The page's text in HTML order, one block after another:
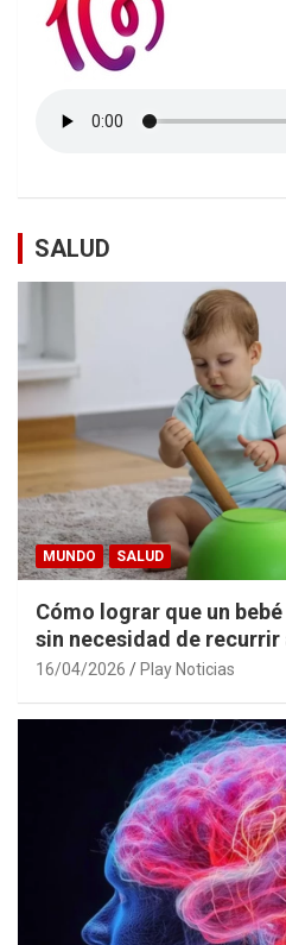
SALUD
MUNDO SALUD
Cómo lograr que un
sin necesidad de recurrir
16/04/2026 Play Noticias